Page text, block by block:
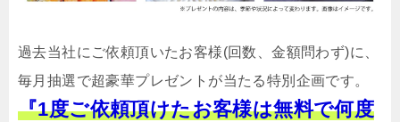
過去当社にご依頼頂いたお客様(回数、金額問わず)に、
毎月抽選で超豪華プレゼントが当たる特別企画です。
『1度ご依頼頂けたお客様は無料で何度